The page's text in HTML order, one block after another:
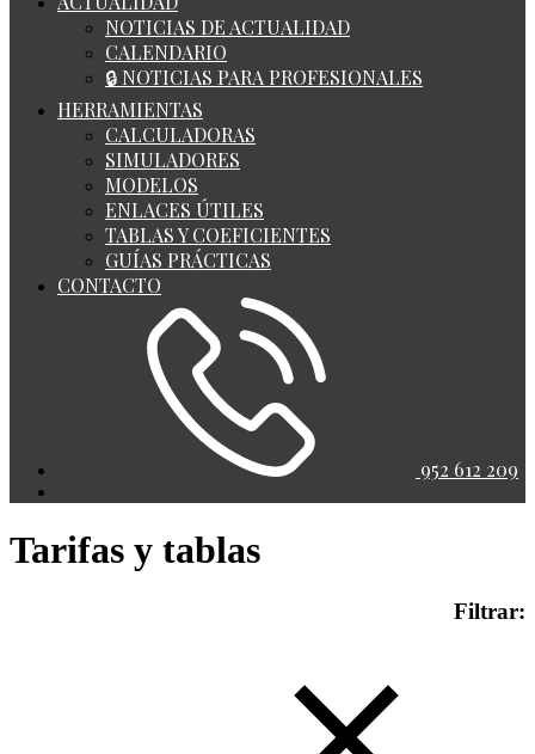
NOTICIAS DE ACTUALIDAD
CALENDARIO
🔒 NOTICIAS PARA PROFESIONALES
HERRAMIENTAS
CALCULADORAS
SIMULADORES
MODELOS
ENLACES ÚTILES
TABLAS Y COEFICIENTES
GUÍAS PRÁCTICAS
CONTACTO
952 612 209
Tarifas y tablas
Filtrar: